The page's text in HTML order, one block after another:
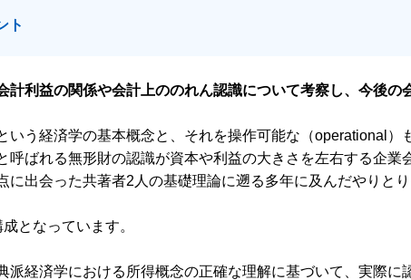
適合性と信頼性の探求
ト
計利益の関係や会計上ののれん認識について考察し、今後の
いう経済学の基本概念と、それを操作可能な（operational）
呼ばれる無形財の認識が資本や利益の大きさを左右する企業
に出会った共著者2人の基礎理論に遡る多年に及んだやりとり
となっています。
経済学における所得概念の正確な理解に基づいて、実際に